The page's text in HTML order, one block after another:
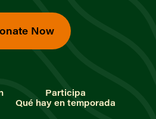
Now
Participa
Qué hay en temporada